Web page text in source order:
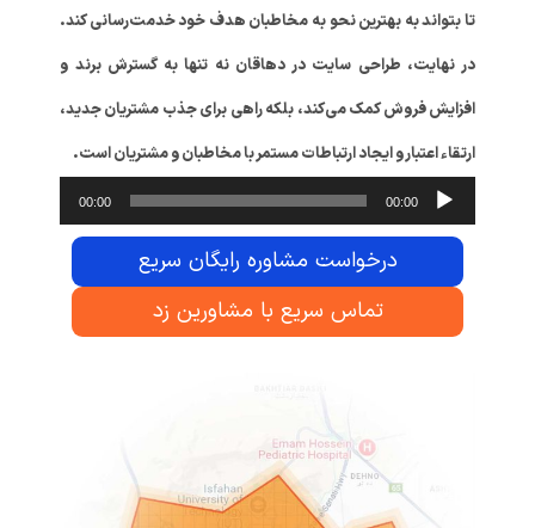
تا بتواند به بهترین نحو به مخاطبان هدف خود خدمت‌رسانی کند.
در نهایت، طراحی سایت در دهاقان نه تنها به گسترش برند و
افزایش فروش کمک می‌کند، بلکه راهی برای جذب مشتریان جدید،
ارتقاء اعتبار و ایجاد ارتباطات مستمر با مخاطبان و مشتریان است.
00:00
00:00
درخواست مشاوره رایگان سریع
تماس سریع با مشاورین زد